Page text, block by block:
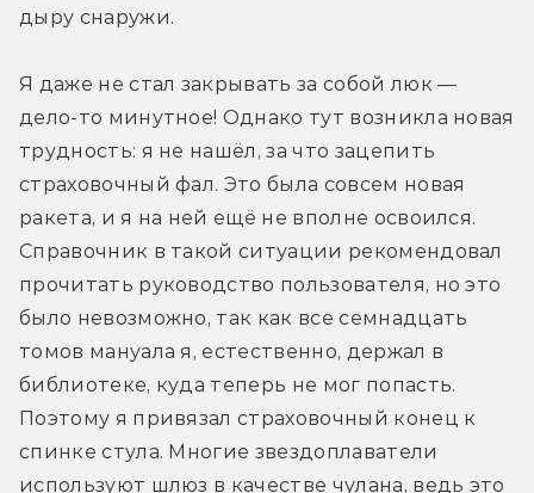
дыру снаружи.
Я даже не стал закрывать за собой люк —
дело-то минутное! Однако тут возникла новая
трудность: я не нашёл, за что зацепить
страховочный фал. Это была совсем новая
ракета, и я на ней ещё не вполне освоился.
Справочник в такой ситуации рекомендовал
прочитать руководство пользователя, но это
было невозможно, так как все семнадцать
томов мануала я, естественно, держал в
библиотеке, куда теперь не мог попасть.
Поэтому я привязал страховочный конец к
спинке стула. Многие звездоплаватели
используют шлюз в качестве чулана, ведь это